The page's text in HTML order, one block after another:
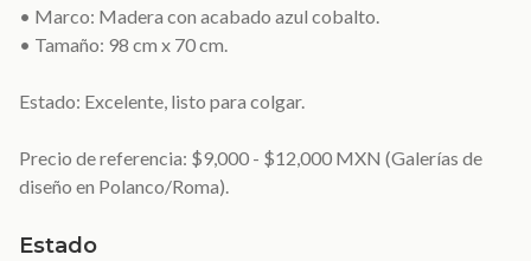
• Marco: Madera con acabado azul cobalto.
• Tamaño: 98 cm x 70 cm.
Estado: Excelente, listo para colgar.
Precio de referencia: $9,000 - $12,000 MXN (Galerías de
diseño en Polanco/Roma).
Estado